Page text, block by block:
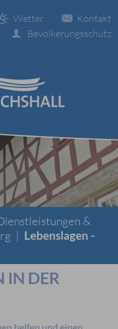
Kontakt
Wetter
Bevölkerungsschutz
&
| Lebenslagen -
IN DER